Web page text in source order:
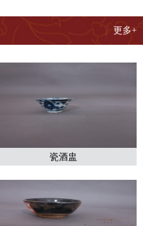
更多+
瓷酒盅